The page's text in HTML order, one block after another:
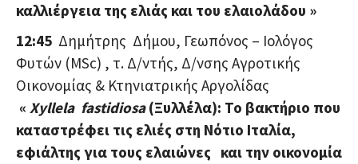
καλλιέργεια της ελιάς και του ελαιολάδου »
12:45 Δημήτρης Δήμου, Γεωπόνος – Ιολόγος
Φυτών (MSc) , τ. Δ/ντής, Δ/νσης Αγροτικής
Οικονομίας & Κτηνιατρικής Αργολίδας
« Xyllela fastidiosa (Ξυλλέλα): Το βακτήριο που
καταστρέφει τις ελιές στη Νότιο Ιταλία,
εφιάλτης για τους ελαιώνες και την οικονομία